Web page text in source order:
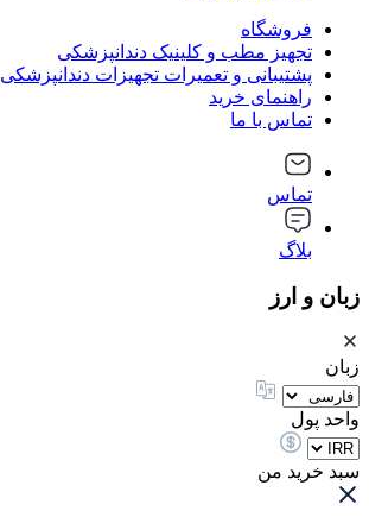
فروشگاه
تجهیز مطب و کلینیک دندانپزشکی
پشتیبانی و تعمیرات تجهیزات دندانپزشکی
راهنمای خرید
تماس با ما
تماس
بلاگ
زبان و ارز
زبان
واحد پول
سبد خرید من